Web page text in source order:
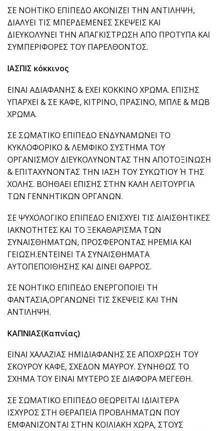
ΣΕ ΝΟΗΤΙΚΟ ΕΠΙΠΕΔΟ ΑΚΟΝΙΖΕΙ ΤΗΝ ΑΝΤΙΛΗΨΗ,
ΔΙΑΛΥΕΙ ΤΙΣ ΜΠΕΡΔΕΜΕΝΕΣ ΣΚΕΨΕΙΣ ΚΑΙ
ΔΙΕΥΚΟΛΥΝΕΙ ΤΗΝ ΑΠΑΓΚΙΣΤΡΩΣΗ ΑΠΟ ΠΡΟΤΥΠΑ ΚΑΙ
ΣΥΜΠΕΡΙΦΟΡΕΣ ΤΟΥ ΠΑΡΕΛΘΟΝΤΟΣ.
ΙΑΣΠΙΣ κόκκινος
ΕΙΝΑΙ ΑΔΙΑΦΑΝΗΣ & ΕΧΕΙ ΚΟΚΚΙΝΟ ΧΡΩΜΑ. ΕΠΙΣΗΣ
ΥΠΑΡΧΕΙ & ΣΕ ΚΑΦΕ, ΚΙΤΡΙΝΟ, ΠΡΑΣΙΝΟ, ΜΠΛΕ & ΜΩΒ
ΧΡΩΜΑ.
ΣΕ ΣΩΜΑΤΙΚΟ ΕΠΙΠΕΔΟ ΕΝΔΥΝΑΜΩΝΕΙ ΤΟ
ΚΥΚΛΟΦΟΡΙΚΟ & ΛΕΜΦΙΚΟ ΣΥΣΤΗΜΑ ΤΟΥ
ΟΡΓΑΝΙΣΜΟΥ ΔΙΕΥΚΟΛΥΝΟΝΤΑΣ ΤΗΝ ΑΠΟΤΟΞΙΝΩΣΗ
& ΕΠΙΤΑΧΥΝΟΝΤΑΣ ΤΗΝ ΙΑΣΗ ΤΟΥ ΣΥΚΩΤΙΟΥ Ή ΤΗΣ
ΧΟΛΗΣ. ΒΟΗΘΑΕΙ ΕΠΙΣΗΣ ΣΤΗΝ ΚΑΛΗ ΛΕΙΤΟΥΡΓΙΑ
ΤΩΝ ΓΕΝΝΗΤΙΚΩΝ ΟΡΓΑΝΩΝ.
ΣΕ ΨΥΧΟΛΟΓΙΚΟ ΕΠΙΠΕΔΟ ΕΝΙΣΧΥΕΙ ΤΙΣ ΔΙΑΙΣΘΗΤΙΚΕΣ
ΙΑΚΝΟΤΗΤΕΣ ΚΑΙ ΤΟ ΞΕΚΑΘΑΡΙΣΜΑ ΤΩΝ
ΣΥΝΑΙΣΘΗΜΑΤΩΝ, ΠΡΟΣΦΕΡΟΝΤΑΣ ΗΡΕΜΙΑ ΚΑΙ
ΓΕΙΩΣΗ.ΕΝΤΕΙΝΕΙ ΤΑ ΣΥΝΑΙΣΘΗΜΑΤΑ
ΑΥΤΟΠΕΠΟΙΘΗΣΗΣ ΚΑΙ ΔΙΝΕΙ ΘΑΡΡΟΣ.
ΣΕ ΝΟΗΤΙΚΟ ΕΠΙΠΕΔΟ ΕΝΕΡΓΟΠΟΙΕΙ ΤΗ
ΦΑΝΤΑΣΙΑ,ΟΡΓΑΝΩΝΕΙ ΤΙΣ ΣΚΕΨΕΙΣ ΚΑΙ ΤΗΝ
ΑΝΤΙΛΗΨΗ.
ΚΑΠΝΙΑΣ(Καπνίας)
ΕΙΝΑΙ ΧΑΛΑΖΙΑΣ ΗΜΙΔΙΑΦΑΝΗΣ ΣΕ ΑΠΟΧΡΩΣΗ ΤΟΥ
ΣΚΟΥΡΟΥ ΚΑΦΕ, ΣΧΕΔΟΝ ΜΑΥΡΟΥ. ΣΥΝΗΘΩΣ ΤΟ
ΣΧΗΜΑ ΤΟΥ ΕΙΝΑΙ ΜΥΤΕΡΟ ΣΕ ΔΙΑΦΟΡΑ ΜΕΓΕΘΗ.
ΣΕ ΣΩΜΑΤΙΚΟ ΕΠΙΠΕΔΟ ΘΕΩΡΕΙΤΑΙ ΙΔΙΑΙΤΕΡΑ
ΙΣΧΥΡΟΣ ΣΤΗ ΘΕΡΑΠΕΙΑ ΠΡΟΒΛΗΜΑΤΩΝ ΠΟΥ
ΕΜΦΑΝΙΖΟΝΤΑΙ ΣΤΗΝ ΚΟΙΛΙΑΚΗ ΧΩΡΑ, ΣΤΟΥΣ